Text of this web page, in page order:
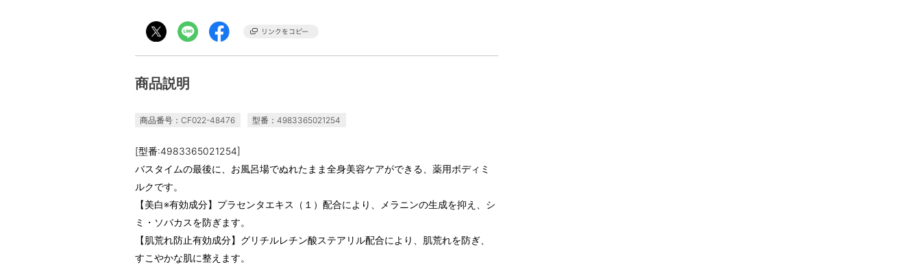
商品説明
商品番号：CF022-48476 型番：4983365021254
[型番:4983365021254]
バスタイムの最後に、お風呂場でぬれたまま全身美容ケアができる、薬用ボディミ
ルクです。
【美白※有効成分】プラセンタエキス（１）配合により、メラニンの生成を抑え、シ
ミ・ソバカスを防ぎます。
【肌荒れ防止有効成分】グリチルレチン酸ステアリル配合により、肌荒れを防ぎ、
すこやかな肌に整えます。